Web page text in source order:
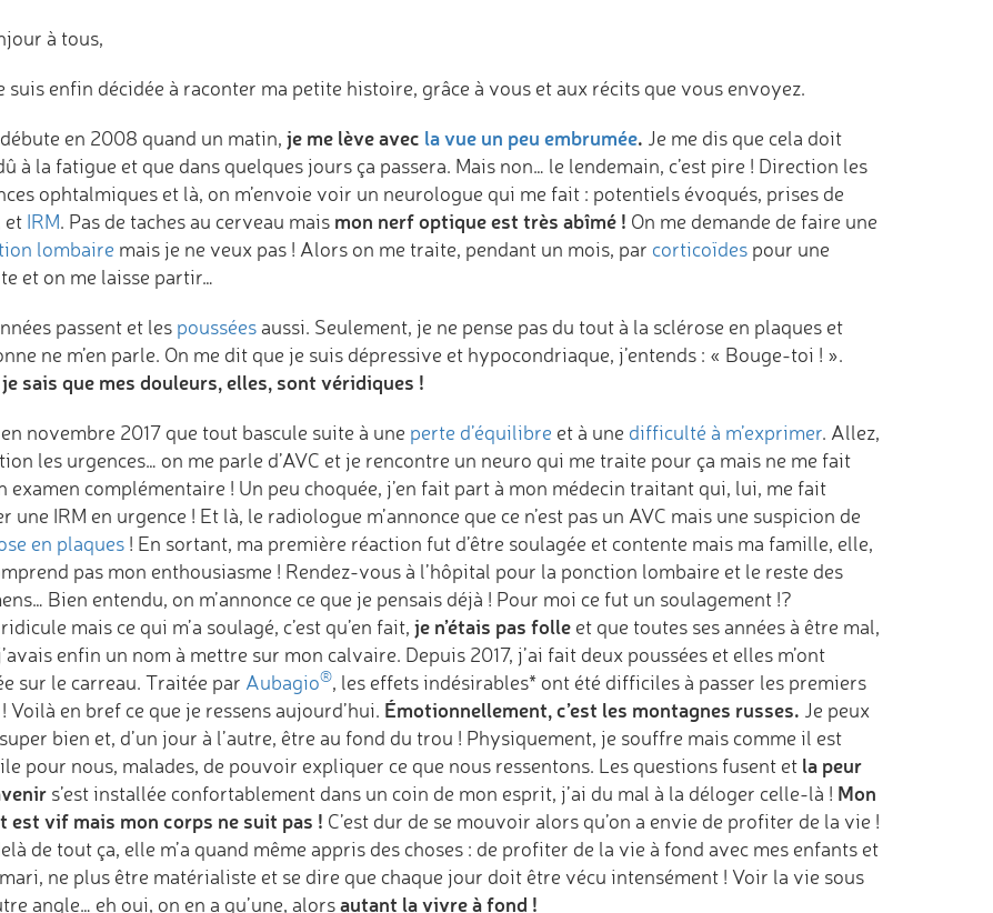
à tous,
suis enfin décidée à raconter ma petite histoire, grâce à vous et aux récits que vous envoyez.
en 2008 quand un matin, je me lève avec la vue un peu embrumée. Je me dis que cela doit
à la fatigue et que dans quelques jours ça passera. Mais non… le lendemain, c’est pire ! Direction les
ophtalmiques et là, on m’envoie voir un neurologue qui me fait : potentiels évoqués, prises de
et IRM. Pas de taches au cerveau mais mon nerf optique est très abîmé ! On me demande de faire une
lombaire mais je ne veux pas ! Alors on me traite, pendant un mois, par corticoïdespour une
et on me laisse partir…
passent et les pousséesaussi. Seulement, je ne pense pas du tout à la sclérose en plaques et
ne m’en parle. On me dit que je suis dépressive et hypocondriaque, j’entends : « Bouge-toi ! ».
sais que mes douleurs, elles, sont véridiques !
en novembre 2017 que tout bascule suite à une perte d’équilibre et à une difficulté à m’exprimer. Allez,
les urgences… on me parle d’AVC et je rencontre un neuro qui me traite pour ça mais ne me fait
examen complémentaire ! Un peu choquée, j’en fait part à mon médecin traitant qui, lui, me fait
une IRM en urgence ! Et là, le radiologue m’annonce que ce n’est pas un AVC mais une suspicion de
en plaques! En sortant, ma première réaction fut d’être soulagée et contente mais ma famille, elle,
pas mon enthousiasme ! Rendez-vous à l’hôpital pour la ponction lombaire et le reste des
Bien entendu, on m’annonce ce que je pensais déjà ! Pour moi ce fut un soulagement !?
ridicule mais ce qui m’a soulagé, c’est qu’en fait, je n’étais pas folleet que toutes ses années à être mal,
enfin un nom à mettre sur mon calvaire. Depuis 2017, j’ai fait deux poussées et elles m’ont
sur le carreau. Traitée par Aubagio®, les effets indésirables* ont été difficiles à passer les premiers
Voilà en bref ce que je ressens aujourd’hui. Émotionnellement, c’est les montagnes russes. Je peux
bien et, d’un jour à l’autre, être au fond du trou ! Physiquement, je souffre mais comme il est
pour nous, malades, de pouvoir expliquer ce que nous ressentons. Les questions fusent et la peur
s’est installée confortablement dans un coin de mon esprit, j’ai du mal à la déloger celle-là ! Mon
est vif mais mon corps ne suit pas ! C’est dur de se mouvoir alors qu’on a envie de profiter de la vie !
de tout ça, elle m’a quand même appris des choses : de profiter de la vie à fond avec mes enfants et
ne plus être matérialiste et se dire que chaque jour doit être vécu intensément ! Voir la vie sous
angle… eh oui, on en a qu’une, alorsautant la vivre à fond !